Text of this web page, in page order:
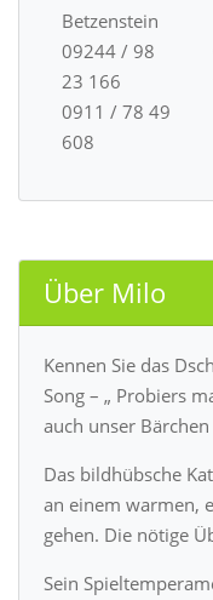
Betzenstein
09244 / 98
23 166
0911 / 78 49
608
Über Milo
Kennen Sie das
Song – „ Probiers
auch unser
Das bildhübsche
an einem warmen,
gehen. Die nötige
Sein